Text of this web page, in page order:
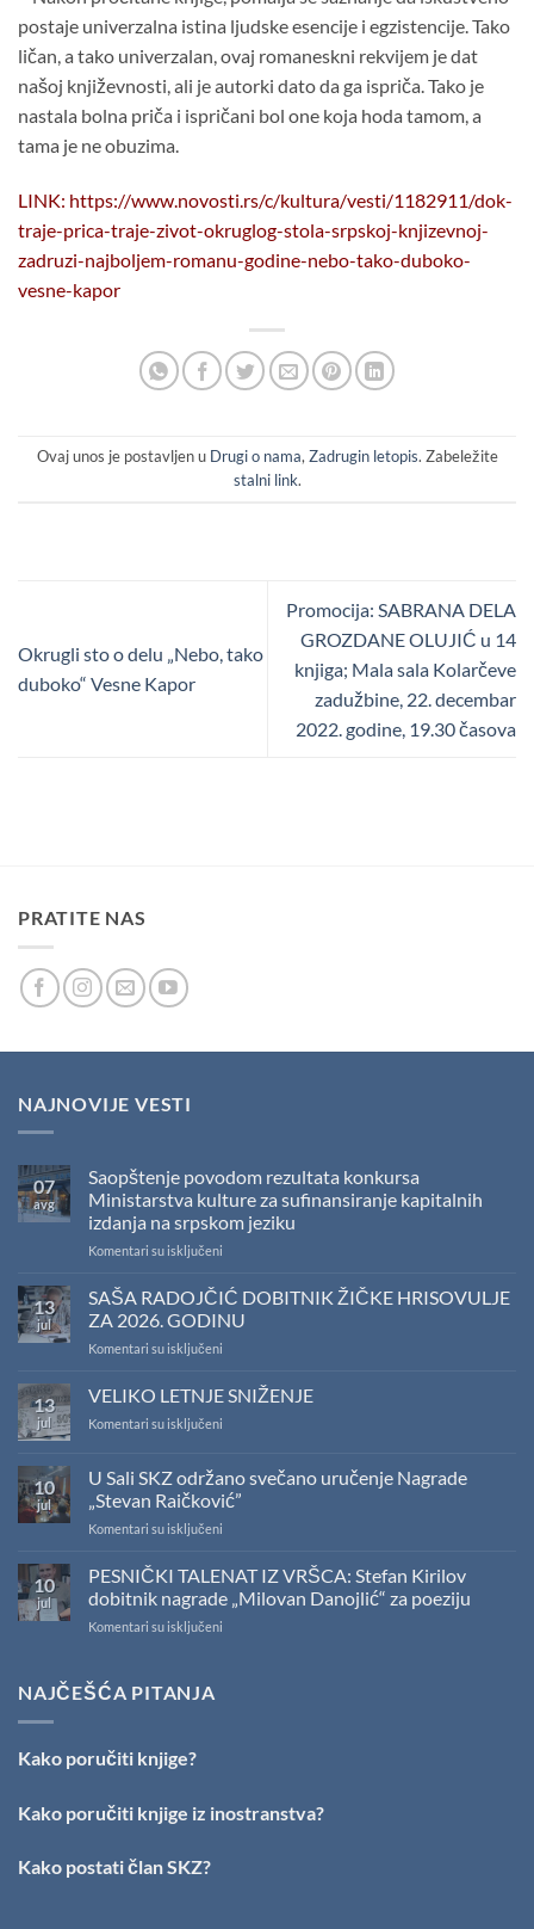
postaje univerzalna istina ljudske esencije i egzistencije. Tako
ličan, a tako univerzalan, ovaj romaneskni rekvijem je dat
našoj književnosti, ali je autorki dato da ga ispriča. Tako je
nastala bolna priča i ispričani bol one koja hoda tamom, a
tama je ne obuzima.
LINK: https://www.novosti.rs/c/kultura/vesti/1182911/dok-
traje-prica-traje-zivot-okruglog-stola-srpskoj-knjizevnoj-
zadruzi-najboljem-romanu-godine-nebo-tako-duboko-
vesne-kapor
Ovaj unos je postavljen u Drugi o nama, Zadrugin letopis. Zabeležite
stalni link.
Okrugli sto o delu „Nebo, tako
duboko“ Vesne Kapor
Promocija: SABRANA DELA
GROZDANE OLUJIĆ u 14
knjiga; Mala sala Kolarčeve
zadužbine, 22. decembar
2022. godine, 19.30 časova
PRATITE NAS
NAJNOVIJE VESTI
07
avg
Saopštenje povodom rezultata konkursa
Ministarstva kulture za sufinansiranje kapitalnih
izdanja na srpskom jeziku
Komentari su isključeni
povodom
konkursa
za
na
srpskom
13
jul
SAŠA RADOJČIĆ DOBITNIK ŽIČKE HRISOVULJE
ZA 2026. GODINU
Komentari su isključeni
RADOJČIĆ
2026.
GODINU
13
jul
VELIKO LETNJE SNIŽENJE
Komentari su isključeni
SNIŽENJE
10
jul
U Sali SKZ održano svečano uručenje Nagrade
„Stevan Raičković”
Komentari su isključeni
Sali
održano
10
jul
PESNIČKI TALENAT IZ VRŠCA: Stefan Kirilov
dobitnik nagrade „Milovan Danojlić“ za poeziju
Komentari su isključeni
„Milovan
NAJČEŠĆA PITANJA
Kako poručiti knjige?
Kako poručiti knjige iz inostranstva?
Kako postati član SKZ?